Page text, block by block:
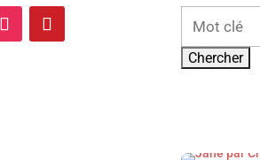
Rechercher: